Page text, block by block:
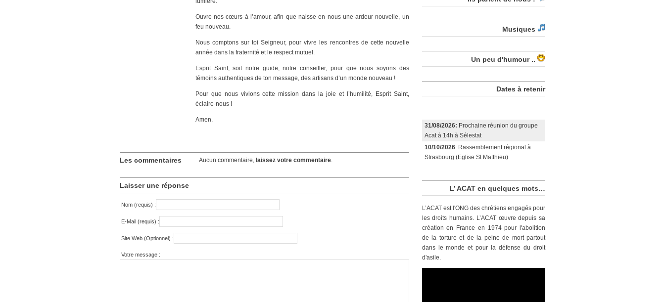
Ouvre nos cœurs à l’amour, afin que naisse en nous une ardeur nouvelle, un
feu nouveau.
Nous comptons sur toi Seigneur, pour vivre les rencontres de cette nouvelle
année dans la fraternité et le respect mutuel.
Esprit Saint, soit notre guide, notre conseiller, pour que nous soyons des
témoins authentiques de ton message, des artisans d’un monde nouveau !
Pour que nous vivions cette mission dans la joie et l’humilité, Esprit Saint,
éclaire-nous !
Amen.
Les commentaires Aucun commentaire, laissez votre commentaire.
Laisser une réponse
Nom (requis) :
E-Mail (requis) :
Site Web (Optionnel) :
Votre message :
Musiques
Un peu d'humour ..
Dates à retenir
31/08/2026: Prochaine réunion du groupe
Acat à 14h à Sélestat
10/10/2026: Rassemblement régional à
Strasbourg (Eglise St Matthieu)
L’ ACAT en quelques mots…
L’ACAT est l'ONG des chrétiens engagés pour
les droits humains. L’ACAT œuvre depuis sa
création en France en 1974 pour l'abolition
de la torture et de la peine de mort partout
dans le monde et pour la défense du droit
d'asile.